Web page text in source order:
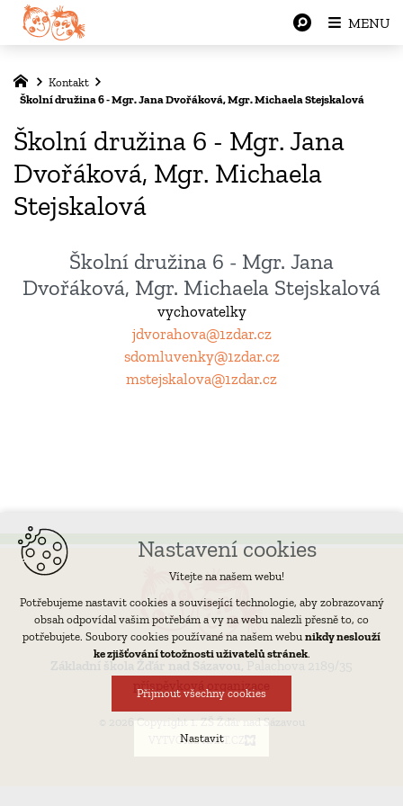
Kontakt
Školní družina 6 - Mgr. Jana Dvořáková, Mgr. Michaela Stejskalová
Školní družina 6 - Mgr. Jana
Dvořáková, Mgr. Michaela
Stejskalová
Školní družina 6 - Mgr. Jana
Dvořáková, Mgr. Michaela Stejskalová
vychovatelky
jdvorahova@1zdar.cz
sdomluvenky@1zdar.cz
mstejskalova@1zdar.cz
Základní škola Žďár nad Sázavou,
příspěvková organizace
© 2026 Copyright 1. ZŠ Žďár nad Sázavou
VYTVOŘIL XART.CZ
MENU
Nastavení cookies
Vítejte na našem webu!
Potřebujeme nastavit cookies a související technologie, aby zobrazovaný
obsah odpovídal vašim potřebám a vy na webu nalezli přesně to, co
potřebujete. Soubory cookies používané na našem webu nikdy neslouží
ke zjišťování totožnosti uživatelů stránek.
Přijmout všechny cookies
Nastavit